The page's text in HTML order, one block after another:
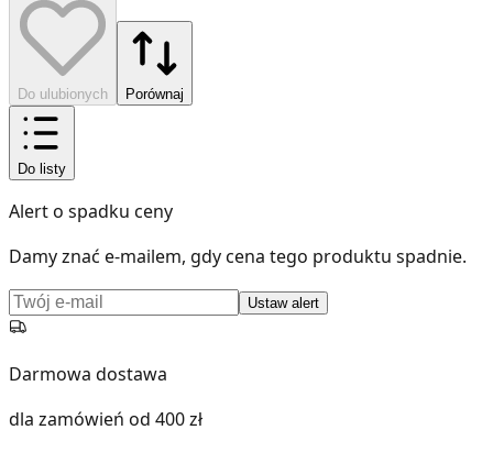
Do ulubionych Porównaj
Do listy
Alert o spadku ceny
Damy znać e-mailem, gdy cena tego produktu spadnie.
Ustaw alert
Darmowa dostawa
dla zamówień od 400 zł